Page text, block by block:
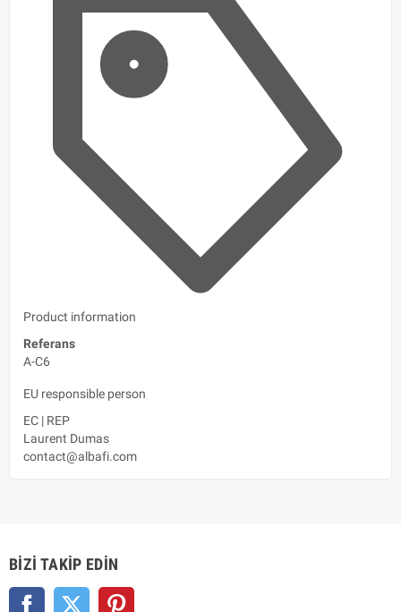
Product information
Referans
A-C6
EU responsible person
EC | REP
Laurent Dumas
contact@albafi.com
BIZI TAKIP EDIN
Facebook Twitter